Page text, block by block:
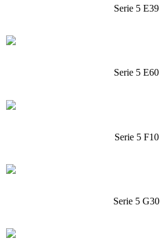
Serie 5 E39
Serie 5 E60
Serie 5 F10
Serie 5 G30